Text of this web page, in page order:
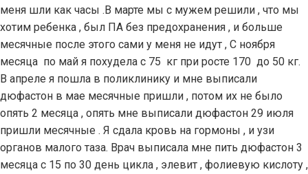
меня шли как часы .В марте мы с мужем решили , что мы
хотим ребенка , был ПА без предохранения , и больше
месячные после этого сами у меня не идут , С ноября
месяца по май я похудела с 75 кг при росте 170 до 50 кг.
В апреле я пошла в поликлинику и мне выписали
дюфастон в мае месячные пришли , потом их не было
опять 2 месяца , опять мне выписали дюфастон 29 июля
пришли месячные . Я сдала кровь на гормоны , и узи
органов малого таза. Врач выписала мне пить дюфастон 3
месяца с 15 по 30 день цикла , элевит , фолиевую кислоту ,